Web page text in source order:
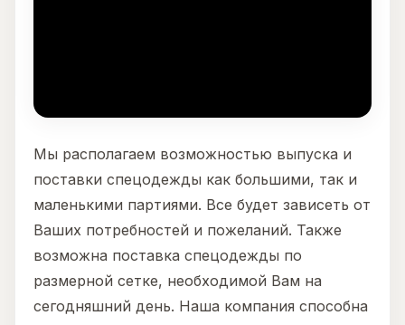
Мы располагаем возможностью выпуска и
поставки спецодежды как большими, так и
маленькими партиями. Все будет зависеть от
Ваших потребностей и пожеланий. Также
возможна поставка спецодежды по
размерной сетке, необходимой Вам на
сегодняшний день. Наша компания способна